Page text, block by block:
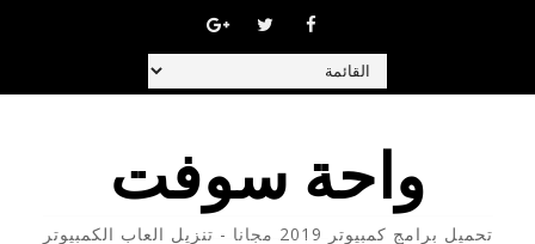
واحة سوفت
تحميل برامج كمبيوتر 2019 مجانا - تنزيل العاب الكمبيوتر